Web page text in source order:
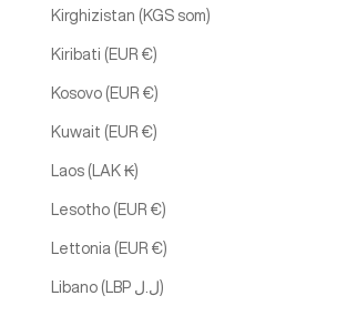
Kirghizistan (KGS som)
Kiribati (EUR €)
Kosovo (EUR €)
Kuwait (EUR €)
Laos (LAK ₭)
Lesotho (EUR €)
Lettonia (EUR €)
Libano (LBP ل.ل)